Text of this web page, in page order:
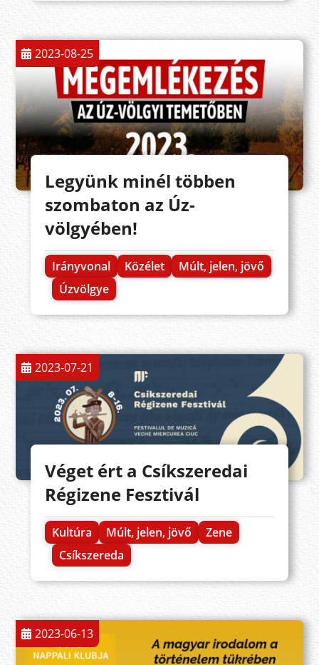
2023-08-25
Legyünk minél többen
szombaton az Úz-
völgyében!
Irányvonal Közélet
Múlt, jelen, jövő
Úzvölgye
2023-07-21
Véget ért a Csíkszeredai
Régizene Fesztivál
Kultúra Múlt, jelen, jövő
Zene
Csíkszereda
2023-06-13